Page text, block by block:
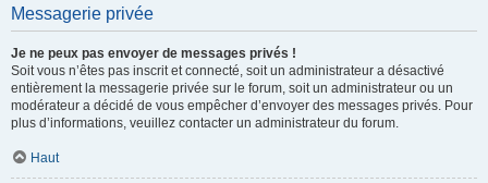
Messagerie privée
Je ne peux pas envoyer de messages privés !
Soit vous n’êtes pas inscrit et connecté, soit un administrateur a désactivé
entièrement la messagerie privée sur le forum, soit un administrateur ou un
modérateur a décidé de vous empêcher d’envoyer des messages privés. Pour
plus d’informations, veuillez contacter un administrateur du forum.
Haut